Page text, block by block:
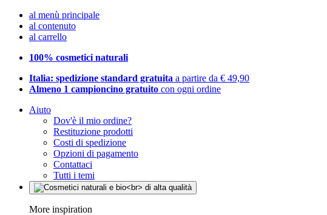
al menù principale
al contenuto
al carrello
100% cosmetici naturali
Italia: spedizione standard gratuita a partire da € 49,90
Almeno 1 campioncino gratuito con ogni ordine
Aiuto
Dov'è il mio ordine?
Restituzione prodotti
Costi di spedizione
Opzioni di pagamento
Contattaci
Tutti i temi
More inspiration